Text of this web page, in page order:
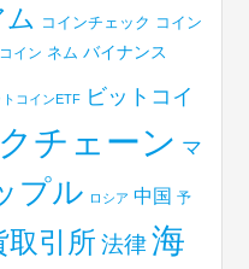
コインチェック コイン
イン ネム バイナンス
トコインETF ビットコイ
チェーン マ
プル ロシア 中国 予
取引所 法律 海